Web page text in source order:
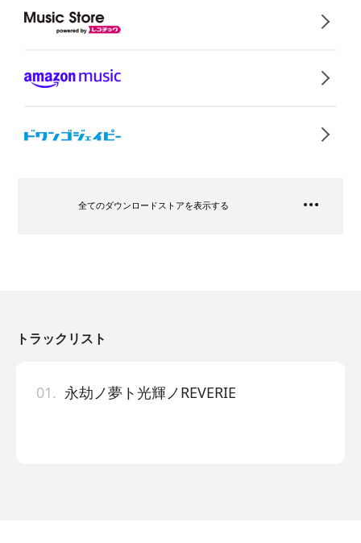
全てのダウンロードストアを表示する
トラックリスト
01. 永劫ノ夢ト光輝ノREVERIE